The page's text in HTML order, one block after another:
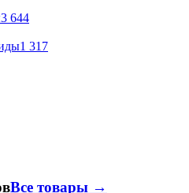
3 644
1 317
Все товары →